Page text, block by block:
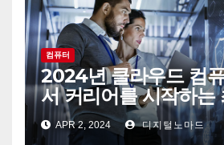
컴퓨터
2024년 클라우드 컴
서 커리어를 시작하는
APR 2, 2024 디지털노마드